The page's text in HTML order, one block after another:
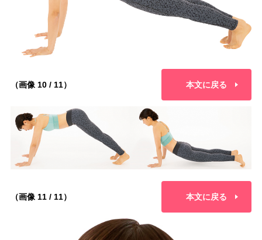
（画像 10 / 11） 本文に戻る
（画像 11 / 11） 本文に戻る